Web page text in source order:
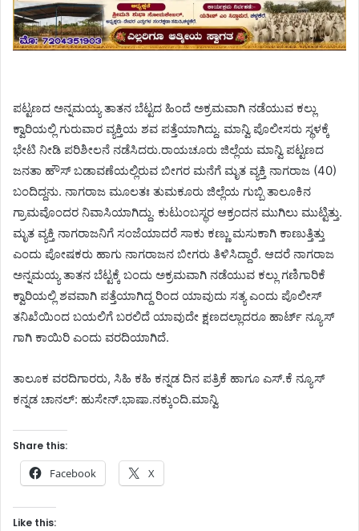
ಪಟ್ಟಣದ ಅನ್ನಮಯ್ಯ ತಾತನ ಬೆಟ್ಟದ ಹಿಂದೆ ಅಕ್ರಮವಾಗಿ ನಡೆಯುವ ಕಲ್ಲು
ಕ್ವಾರಿಯಲ್ಲಿ ಗುರುವಾರ ವ್ಯಕ್ತಿಯ ಶವ ಪತ್ತೆಯಾಗಿದ್ದು. ಮಾನ್ವಿ ಪೊಲೀಸರು ಸ್ಥಳಕ್ಕೆ
ಭೇಟಿ ನೀಡಿ ಪರಿಶೀಲನೆ ನಡೆಸಿದರು.ರಾಯಚೂರು ಜಿಲ್ಲೆಯ ಮಾನ್ವಿ ಪಟ್ಟಣದ
ಜನತಾ ಹೌಸ್ ಬಡಾವಣೆಯಲ್ಲಿರುವ ಬೀಗರ ಮನೆಗೆ ಮೃತ ವ್ಯಕ್ತಿ ನಾಗರಾಜ (40)
ಬಂದಿದ್ದನು. ನಾಗರಾಜ ಮೂಲತಃ ತುಮಕೂರು ಜಿಲ್ಲೆಯ ಗುಬ್ಬಿ ತಾಲೂಕಿನ
ಗ್ರಾಮವೊಂದರ ನಿವಾಸಿಯಾಗಿದ್ದು. ಕುಟುಂಬಸ್ಥರ ಆಕ್ರಂದನ ಮುಗಿಲು ಮುಟ್ಟಿತ್ತು.
ಮೃತ ವ್ಯಕ್ತಿ ನಾಗರಾಜನಿಗೆ ಸಂಜೆಯಾದರೆ ಸಾಕು ಕಣ್ಣು ಮಸುಕಾಗಿ ಕಾಣುತ್ತಿತ್ತು
ಎಂದು ಪೋಷಕರು ಹಾಗು ನಾಗರಾಜನ ಬೀಗರು ತಿಳಿಸಿದ್ದಾರೆ. ಆದರೆ ನಾಗರಾಜ
ಅನ್ನಮಯ್ಯ ತಾತನ ಬೆಟ್ಟಕ್ಕೆ ಬಂದು ಅಕ್ರಮವಾಗಿ ನಡೆಯುವ ಕಲ್ಲು ಗಣಿಗಾರಿಕೆ
ಕ್ವಾರಿಯಲ್ಲಿ ಶವವಾಗಿ ಪತ್ತೆಯಾಗಿದ್ದ ರಿಂದ ಯಾವುದು ಸತ್ಯ ಎಂದು ಪೊಲೀಸ್
ತನಿಖೆಯಿಂದ ಬಯಲಿಗೆ ಬರಲಿದೆ ಯಾವುದೇ ಕ್ಷಣದಲ್ಲಾದರೂ ಹಾರ್ಟ್ ನ್ಯೂಸ್
ಗಾಗಿ ಕಾಯಿರಿ ಎಂದು ವರದಿಯಾಗಿದೆ.
ತಾಲೂಕ ವರದಿಗಾರರು, ಸಿಹಿ ಕಹಿ ಕನ್ನಡ ದಿನ ಪತ್ರಿಕೆ ಹಾಗೂ ಎಸ್.ಕೆ ನ್ಯೂಸ್
ಕನ್ನಡ ಚಾನಲ್: ಹುಸೇನ್.ಭಾಷಾ.ನಕ್ಕುಂದಿ.ಮಾನ್ವಿ
Share this:
Facebook X
Like this: